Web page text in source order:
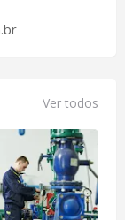
Ver todos